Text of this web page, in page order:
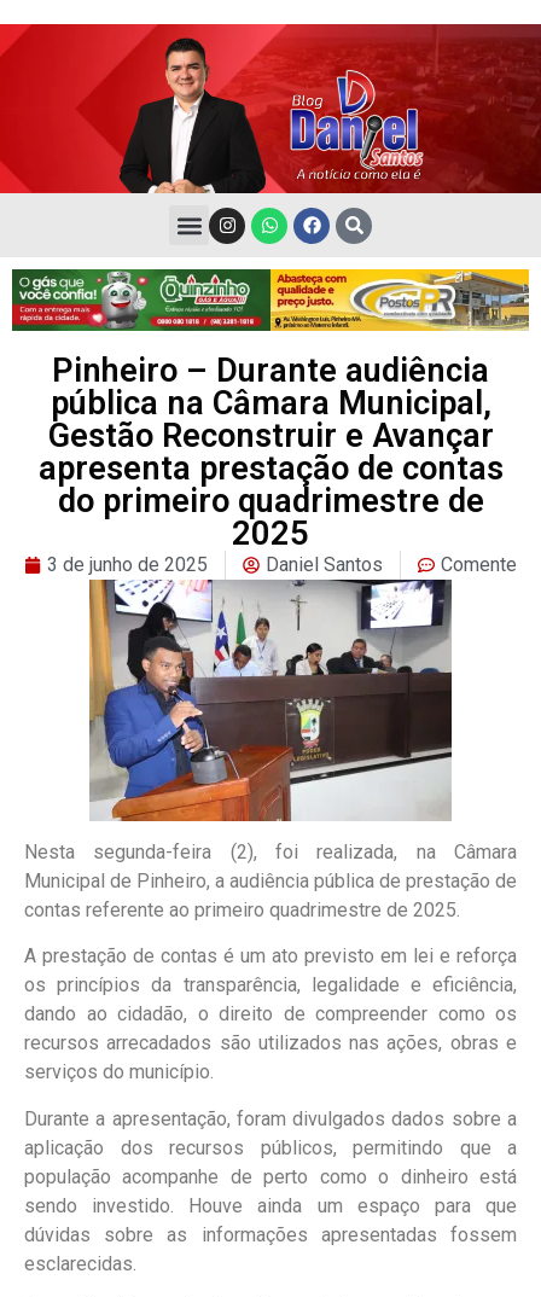
Pinheiro – Durante audiência
pública na Câmara Municipal,
Gestão Reconstruir e Avançar
apresenta prestação de contas
do primeiro quadrimestre de
2025
3 de junho de 2025 Daniel Santos Comente
Nesta segunda-feira (2), foi realizada, na Câmara
Municipal de Pinheiro, a audiência pública de prestação de
contas referente ao primeiro quadrimestre de 2025.
A prestação de contas é um ato previsto em lei e reforça
os princípios da transparência, legalidade e eficiência,
dando ao cidadão, o direito de compreender como os
recursos arrecadados são utilizados nas ações, obras e
serviços do município.
Durante a apresentação, foram divulgados dados sobre a
aplicação dos recursos públicos, permitindo que a
população acompanhe de perto como o dinheiro está
sendo investido. Houve ainda um espaço para que
dúvidas sobre as informações apresentadas fossem
esclarecidas.